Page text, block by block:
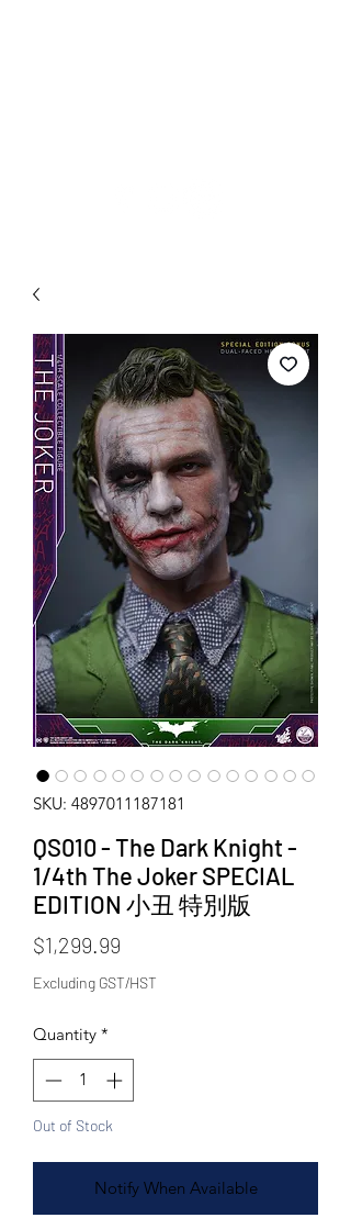
WECHAT 微信諮詢
SKU: 4897011187181
QS010 - The Dark Knight -
1/4th The Joker SPECIAL
EDITION 小丑 特別版
$1,299.99
Excluding GST/HST
Quantity *
Out of Stock
Notify When Available